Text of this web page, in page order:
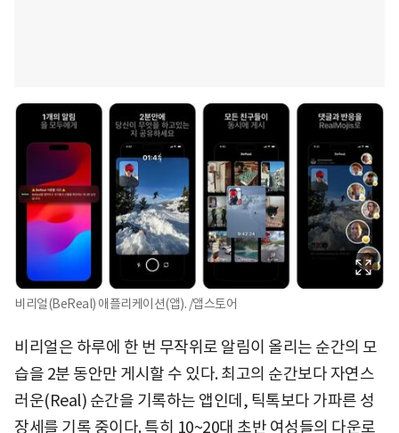
비리얼(BeReal) 애플리케이션(앱). /앱스토어
비리얼은 하루에 한 번 무작위로 알림이 올리는 순간의 모
습을 2분 동안만 게시할 수 있다. 최고의 순간보다 자연스
러운(Real) 순간을 기록하는 앱인데, 틱톡보다 가파른 성
장세를 기록 중이다. 특히 10~20대 초반 여성들의 다운로